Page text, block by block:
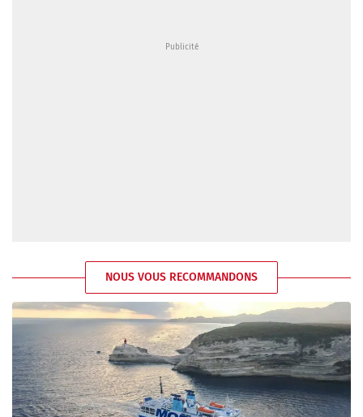
NOUS VOUS RECOMMANDONS